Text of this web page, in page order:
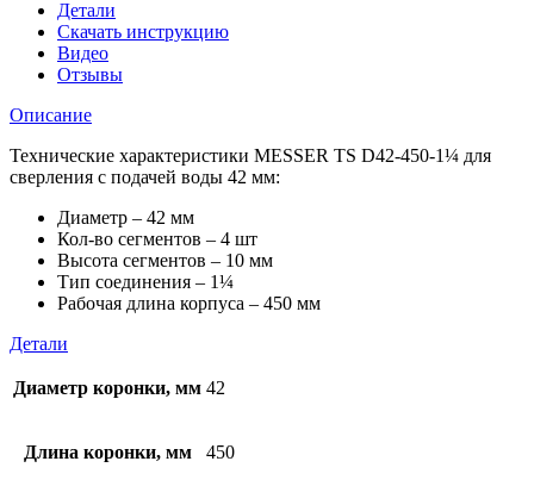
для
сверления
с
подачей
воды
мм
Детали
Скачать инструкцию
Видео
Отзывы
Описание
Технические характеристики MESSER TS D42-450-1¼ для
сверления с подачей воды 42 мм:
Диаметр – 42 мм
Кол-во сегментов – 4 шт
Высота сегментов – 10 мм
Тип соединения – 1¼
Рабочая длина корпуса – 450 мм
Детали
Диаметр коронки, мм 42
Длина коронки, мм 450